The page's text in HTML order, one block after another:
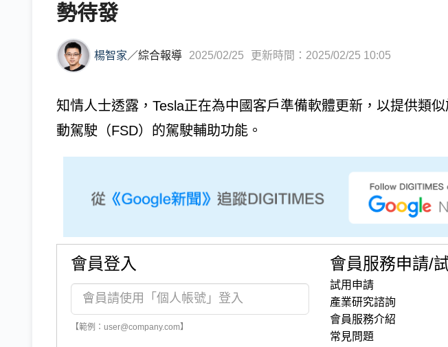
勢待發
楊智家 ／綜合報導 2025/02/25 更新時間：2025/02/25 10:05
知情人士透露，Tesla正在為中國客戶準備軟體更新，以提供類
動駕駛（FSD）的駕駛輔助功能。
會員登入
【範例：user@company.com】
會員服務申請/
試用申請
產業研究諮詢
會員服務介紹
常見問題